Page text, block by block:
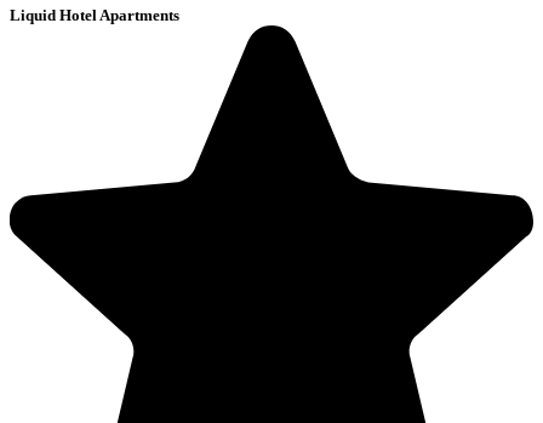
Liquid Hotel Apartments